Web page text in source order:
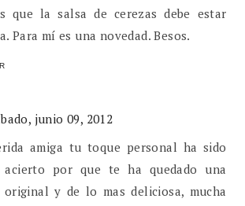
que la salsa de cerezas debe estar
Para mí es una novedad. Besos.
junio 09, 2012
amiga tu toque personal ha sido
por que te ha quedado una
original y de lo mas deliciosa, mucha